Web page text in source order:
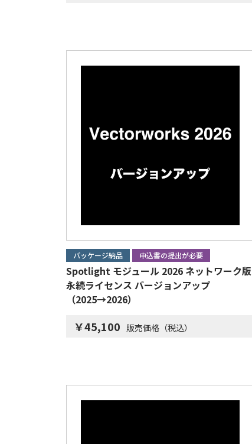
パッケージ納品 申込書の提出が必要
Spotlight モジュール 2026 ネットワーク版
永続ライセンス バージョンアップ
（2025→2026）
￥45,100 販売価格（税込）